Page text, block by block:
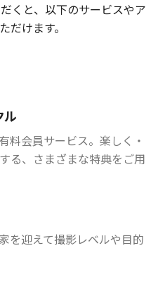
くと、以下のサービスやア
だけます。
ル
料会員サービス。楽しく・
る、さまざまな特典をご用
を迎えて撮影レベルや目的